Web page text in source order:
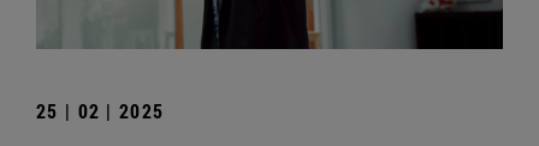
25 | 02 | 2025